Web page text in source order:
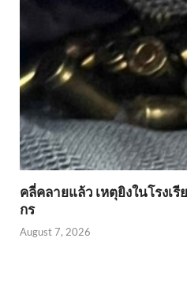
คลี่คลายแล้ว เหตุยิงในโรงเ
กร
August 7, 2026